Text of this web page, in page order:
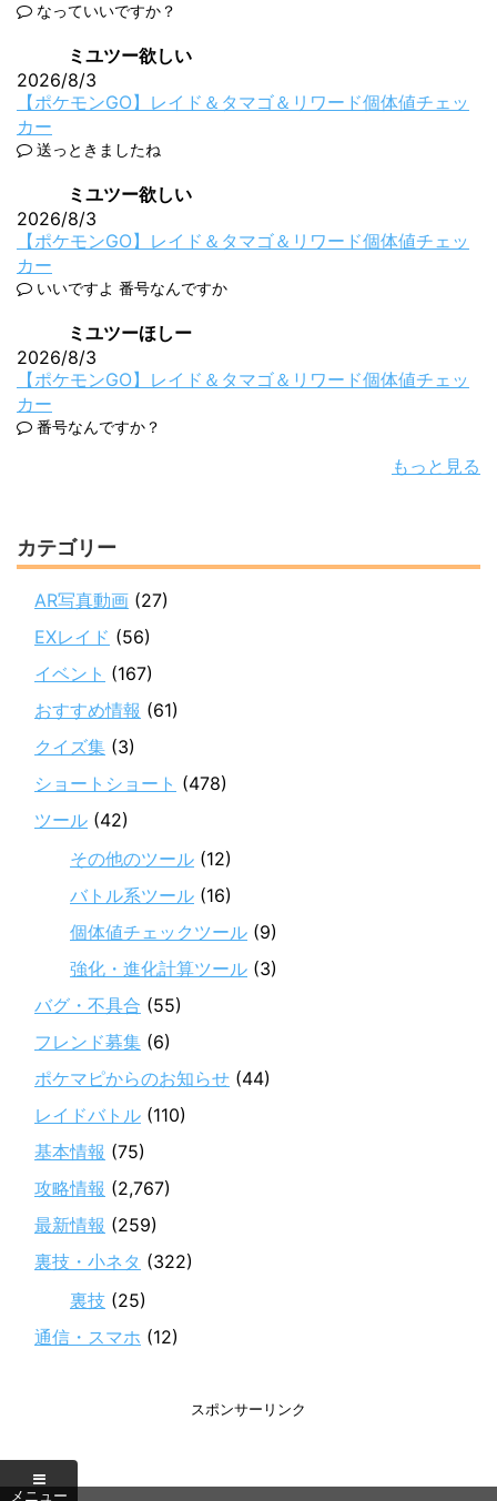
なっていいですか？
ミユツー欲しい
2026/8/3
【ポケモンGO】レイド＆タマゴ＆リワード個体値チェッ
カー
送っときましたね
ミユツー欲しい
2026/8/3
【ポケモンGO】レイド＆タマゴ＆リワード個体値チェッ
カー
いいですよ 番号なんですか
ミユツーほしー
2026/8/3
【ポケモンGO】レイド＆タマゴ＆リワード個体値チェッ
カー
番号なんですか？
もっと見る
カテゴリー
AR写真動画 (27)
EXレイド (56)
イベント (167)
おすすめ情報 (61)
クイズ集 (3)
ショートショート (478)
ツール (42)
その他のツール (12)
バトル系ツール (16)
個体値チェックツール (9)
強化・進化計算ツール (3)
バグ・不具合 (55)
フレンド募集 (6)
ポケマピからのお知らせ (44)
レイドバトル (110)
基本情報 (75)
攻略情報 (2,767)
最新情報 (259)
裏技・小ネタ (322)
裏技 (25)
通信・スマホ (12)
スポンサーリンク